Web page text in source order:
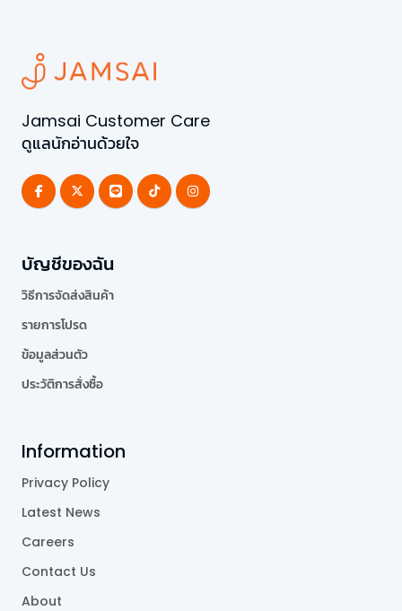
Jamsai Customer Care
ดูแลนักอ่านด้วยใจ
บัญชีของฉัน
วิธีการจัดส่งสินค้า
รายการโปรด
ข้อมูลส่วนตัว
ประวัติการสั่งซื้อ
Information
Privacy Policy
Latest News
Careers
Contact Us
About